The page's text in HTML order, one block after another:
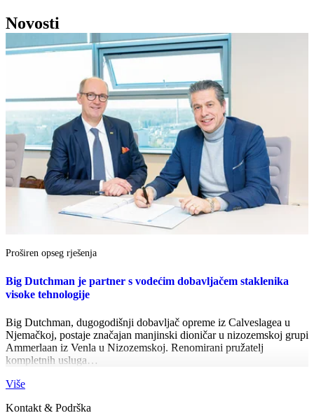
Novosti
Proširen opseg rješenja
Big Dutchman je partner s vodećim dobavljačem staklenika
visoke tehnologije
Big Dutchman, dugogodišnji dobavljač opreme iz Calveslagea u
Njemačkoj, postaje značajan manjinski dioničar u nizozemskoj grupi
Ammerlaan iz Venla u Nizozemskoj. Renomirani pružatelj
kompletnih usluga…
Više
Kontakt & Podrška